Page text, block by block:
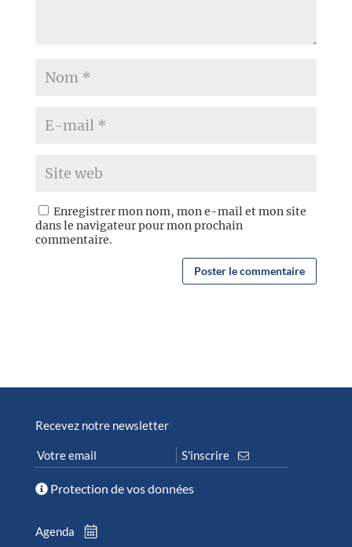
Enregistrer mon nom, mon e-mail et mon site
dans le navigateur pour mon prochain
commentaire.
Recevez notre newsletter
Protection de vos données
Agenda